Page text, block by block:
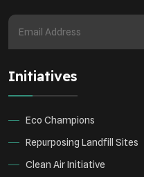
Initiatives
Eco Champions
Repurposing Landfill Sites
Clean Air Initiative